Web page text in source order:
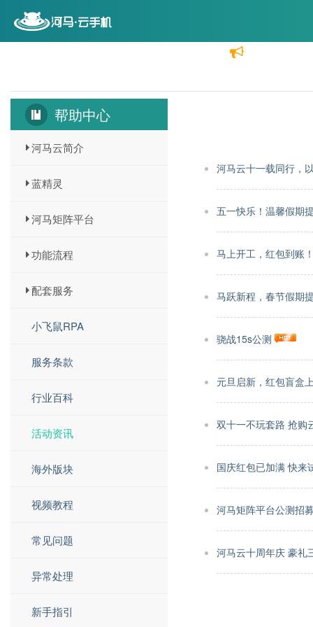
帮助中心
河马云简介
蓝精灵
河马矩阵平台
功能流程
配套服务
小飞鼠RPA
服务条款
行业百科
活动资讯
海外版块
视频教程
常见问题
异常处理
新手指引
河马云十一载同行，
五一快乐！温馨假期
马上开工，红包到账
马跃新程，春节假期
骁战15s公测
元旦启新，红包盲盒
双十一不玩套路 抢购
国庆红包已加满 快来
河马矩阵平台公测招
河马云十周年庆 豪礼